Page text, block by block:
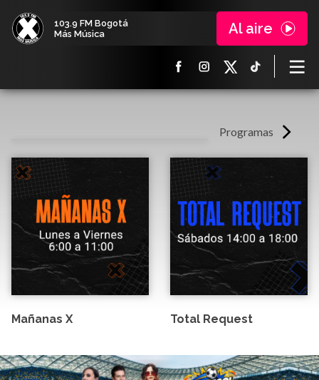
103.9 FM Bogotá
Más Música
Al aire
Programas
Mañanas X Total Request